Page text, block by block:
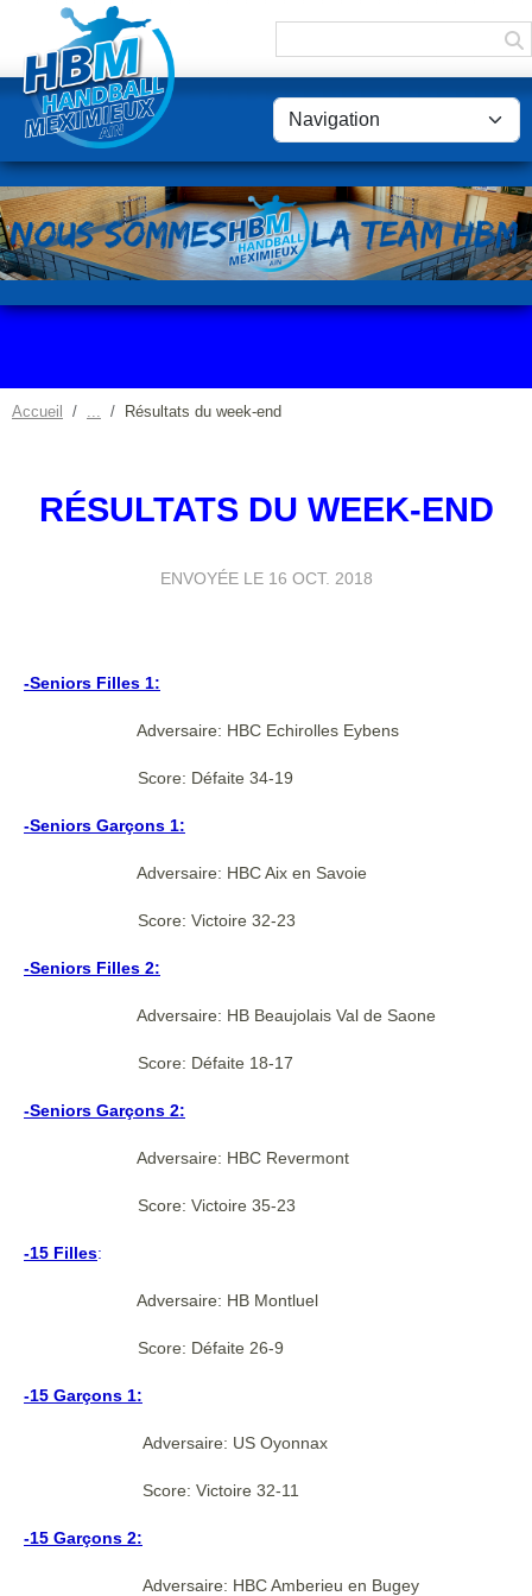
Accueil Résultats du week-end
RÉSULTATS DU WEEK-END
ENVOYÉE LE 16 OCT. 2018
-Seniors Filles 1:
Adversaire: HBC Echirolles Eybens
Score: Défaite 34-19
-Seniors Garçons 1:
Adversaire: HBC Aix en Savoie
Score: Victoire 32-23
-Seniors Filles 2:
Adversaire: HB Beaujolais Val de Saone
Score: Défaite 18-17
-Seniors Garçons 2:
Adversaire: HBC Revermont
Score: Victoire 35-23
-15 Filles:
Adversaire: HB Montluel
Score: Défaite 26-9
-15 Garçons 1:
Adversaire: US Oyonnax
Score: Victoire 32-11
-15 Garçons 2:
Adversaire: HBC Amberieu en Bugey
Panneau de gestion des cookies